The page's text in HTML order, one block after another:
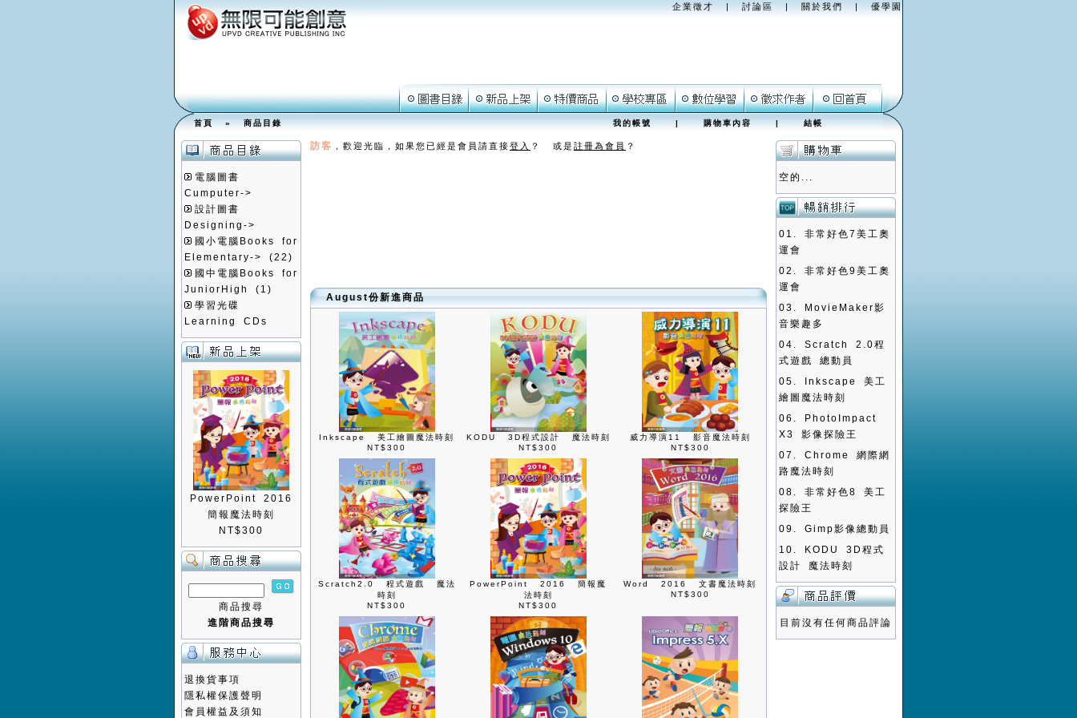
企業徵才 | 討論區 | 關於我們 | 優學園
首頁»商品目錄 我的帳號|購物車內容|結帳
電腦圖書
Cumputer->
設計圖書
Designing->
國小電腦Books for
Elementary->
(22)
國中電腦Books for
JuniorHigh
(1)
學習光碟
Learning CDs
PowerPoint 2016
簡報魔法時刻
NT$300
商品搜尋
進階商品搜尋
退換貨事項
隱私權保護聲明
會員權益及須知
訪客 ，歡迎光臨，如果您已經是會員請直接登入 ？ 或是 註冊為會員 ？
August份新進商品
Inkscape 美工繪圖魔法時刻
NT$300
KODU 3D程式設計 魔法時刻
NT$300
威力導演11 影音魔法時刻
NT$300
Scratch2.0 程式遊戲 魔法
時刻
NT$300
PowerPoint 2016 簡報魔
法時刻
NT$300
Word 2016 文書魔法時刻
NT$300
空的...
01. 非常好色7美工奧
運會
02. 非常好色9美工奧
運會
03.
MovieMaker影
音樂趣多
04. Scratch 2.0程
式遊戲 總動員
05.
Inkscape 美工
繪圖魔法時刻
06.
PhotoImpact
X3 影像探險王
07. Chrome 網際網
路魔法時刻
08. 非常好色8 美工
探險王
09. Gimp影像總動員
10.
KODU 3D程式
設計 魔法時刻
目前沒有任何商品評論